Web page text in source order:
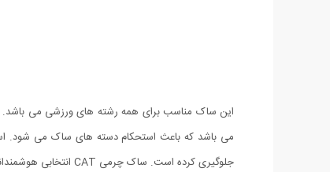
این ساک مناسب برای همه رشته های ورزشی می
می باشد که باعث استحکام دسته های ساک می شود.
جلوگیری کرده است. ساک چرمی CAT انتخابی هوشمندانه برای ورزش‌کاران تمام رشته‌ی ورزشی است تا به وسیله‌ی آن لوازم ورزشی خود را با راحتی بیشتری حمل کنند.